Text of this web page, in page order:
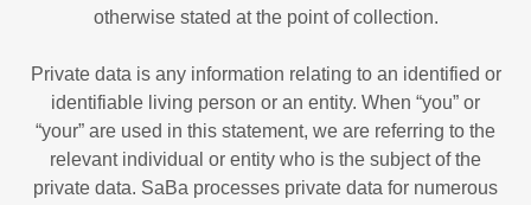
otherwise stated at the point of collection.
Private data is any information relating to an identified or
identifiable living person or an entity. When “you” or
“your” are used in this statement, we are referring to the
relevant individual or entity who is the subject of the
private data. SaBa processes private data for numerous